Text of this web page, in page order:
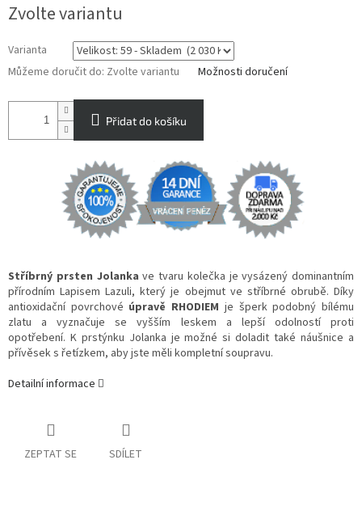
cena:
Zvolte variantu
Varianta
Můžeme doručit do: Zvolte variantu Možnosti doručení
Přidat do košíku
Stříbrný prsten Jolanka ve tvaru kolečka je vysázený dominantním
přírodním Lapisem Lazuli, který je obejmut ve stříbrné obrubě. Díky
antioxidační povrchové úpravě RHODIEM je šperk podobný bílému
zlatu a vyznačuje se vyšším leskem a lepší odolností proti
opotřebení. K prstýnku Jolanka je možné si doladit také náušnice a
přívěsek s řetízkem, aby jste měli kompletní soupravu.
Detailní informace
ZEPTAT SE SDÍLET